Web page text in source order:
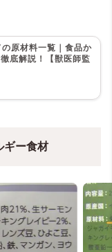
の原材料一覧｜食品か
底解説！【獣医師監
ギー食材